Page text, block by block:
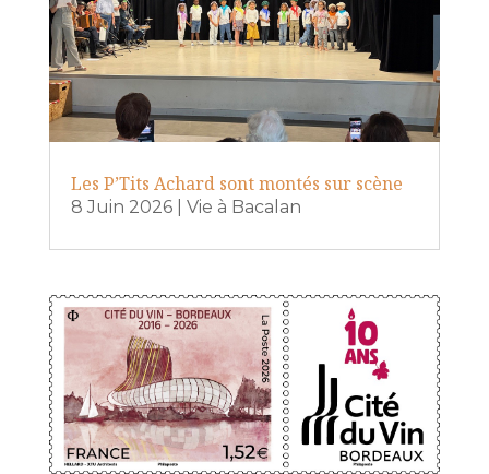
Les P’Tits Achard sont montés sur scène
8 Juin 2026| Vie à Bacalan